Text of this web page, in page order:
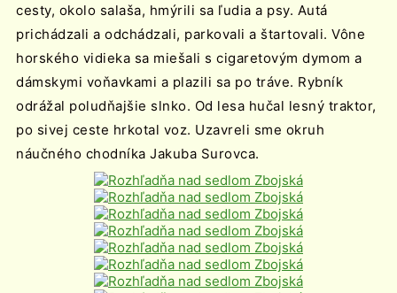
cesty, okolo salaša, hmýrili sa ľudia a psy. Autá
prichádzali a odchádzali, parkovali a štartovali. Vône
horského vidieka sa miešali s cigaretovým dymom a
dámskymi voňavkami a plazili sa po tráve. Rybník
odrážal poludňajšie slnko. Od lesa hučal lesný traktor,
po sivej ceste hrkotal voz. Uzavreli sme okruh
náučného chodníka Jakuba Surovca.